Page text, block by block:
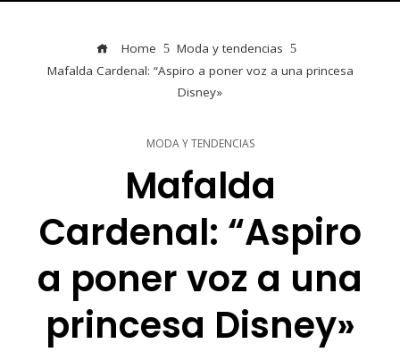
Home
Moda y tendencias
Mafalda Cardenal: “Aspiro a poner voz a una princesa
Disney»
MODA Y TENDENCIAS
Mafalda
Cardenal: “Aspiro
a poner voz a una
princesa Disney»